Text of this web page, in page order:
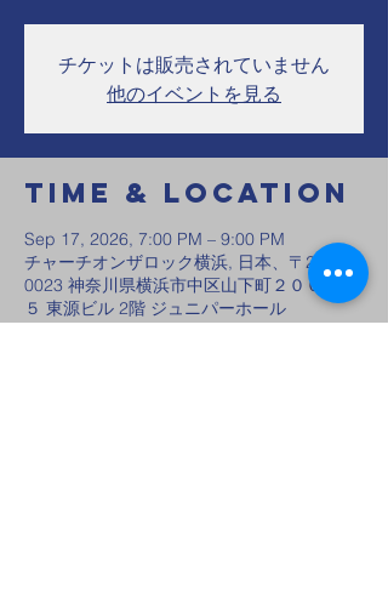
チケットは販売されていません
他のイベントを見る
Time & Location
Sep 17, 2026, 7:00 PM – 9:00 PM
チャーチオンザロック横浜, 日本、〒231-
0023 神奈川県横浜市中区山下町２００−４
５ 東源ビル 2階 ジュニパーホール